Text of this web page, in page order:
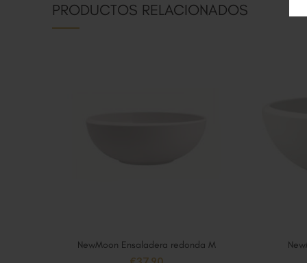
PRODUCTOS RELACIONADOS
AÑADIR AL CARRITO
NewMoon Ensaladera redonda M